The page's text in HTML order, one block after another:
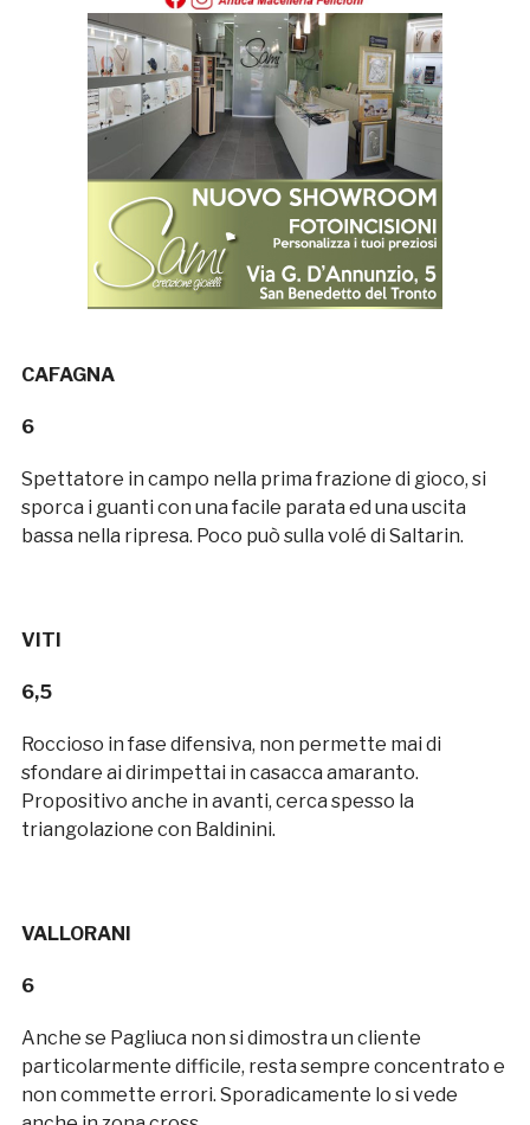
CAFAGNA
6
Spettatore in campo nella prima frazione di gioco, si
sporca i guanti con una facile parata ed una uscita
bassa nella ripresa. Poco può sulla volé di Saltarin.
VITI
6,5
Roccioso in fase difensiva, non permette mai di
sfondare ai dirimpettai in casacca amaranto.
Propositivo anche in avanti, cerca spesso la
triangolazione con Baldinini.
VALLORANI
6
Anche se Pagliuca non si dimostra un cliente
particolarmente difficile, resta sempre concentrato e
non commette errori. Sporadicamente lo si vede